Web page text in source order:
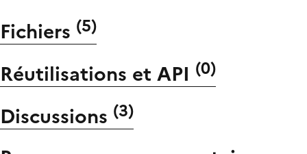
Fichiers (5)
Réutilisations et API (0)
Discussions (3)